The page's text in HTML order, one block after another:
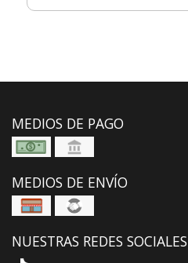
MEDIOS DE PAGO
MEDIOS DE ENVÍO
NUESTRAS REDES SOCIALES